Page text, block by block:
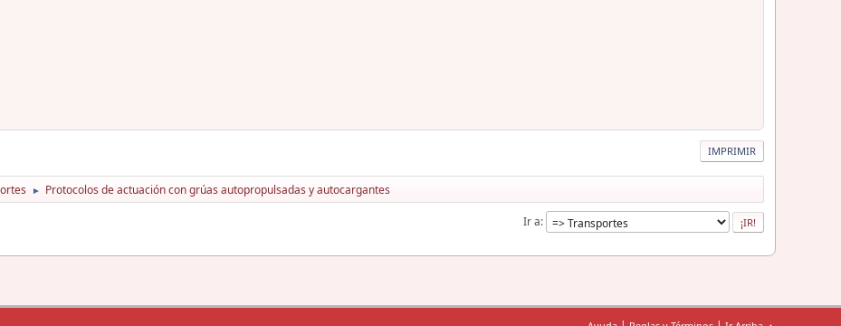
IMPRIMIR
► Protocolos de actuación con grúas autopropulsadas y autocargantes
Ir a